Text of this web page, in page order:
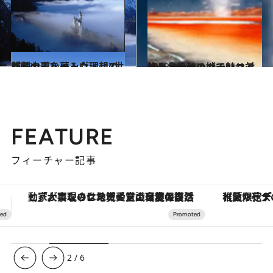
2013.11.7
悲劇の王ルートヴィヒ2世が騎士道を夢みた理想の城
旅＆お出かけ 2013.9.28
組み合わせの妙で魅せる絶景と絶景のガチンコ対決
旅＆お出かけ
FEATURE
フィーチャー記事
【夏限定ディナーコース】旬を迎える稚鮎や花ズッキーニなどをイタリア・トスカーナの郷土料理の手法で満喫！
3 /6